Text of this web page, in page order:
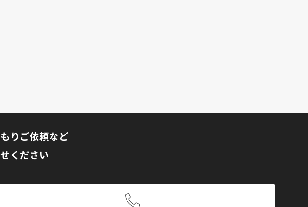
りご依頼など
ください